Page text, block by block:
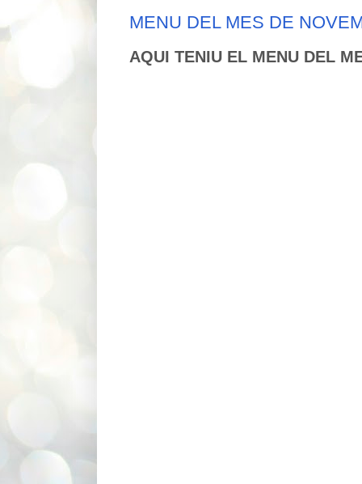
MENU DEL MES DE
AQUI TENIU EL MENU DEL